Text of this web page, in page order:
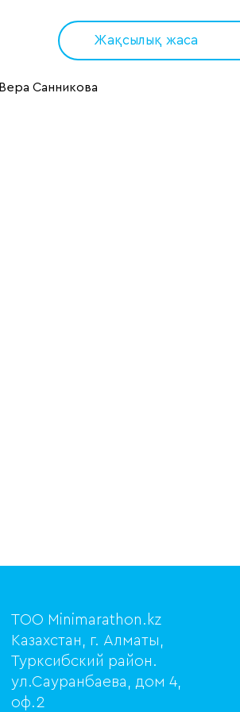
Жақсылық жаса
Вера Санникова
ТОО Minimarathon.kz
Казахстан, г. Алматы,
Турксибский район.
ул.Сауранбаева, дом 4,
оф.2